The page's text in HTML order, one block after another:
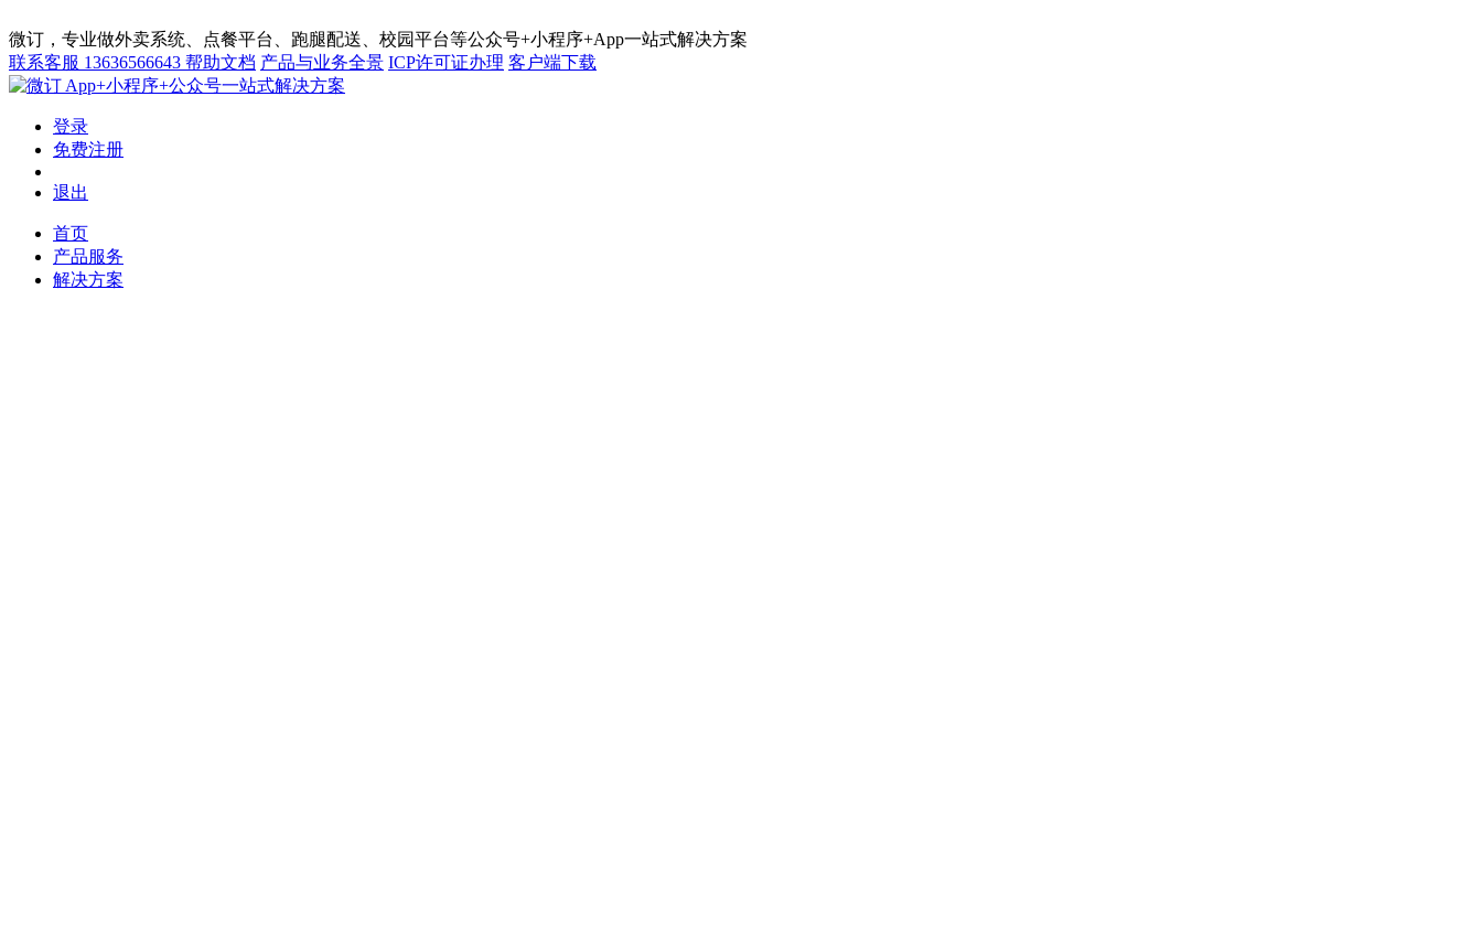
微订，专业做外卖系统、点餐平台、跑腿配送、校园平台等公众号+小程序+App一站式解决方案
联系客服 13636566643 帮助文档 产品与业务全景 ICP许可证办理 客户端下载
App+小程序+公众号一站式解决方案
登录
免费注册
退出
首页
产品服务
解决方案